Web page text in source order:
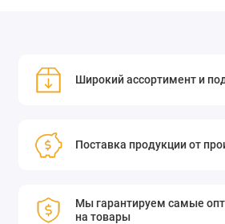
Широкий ассортимент и
Поставка продукции от
Мы гарантируем самые
на товары